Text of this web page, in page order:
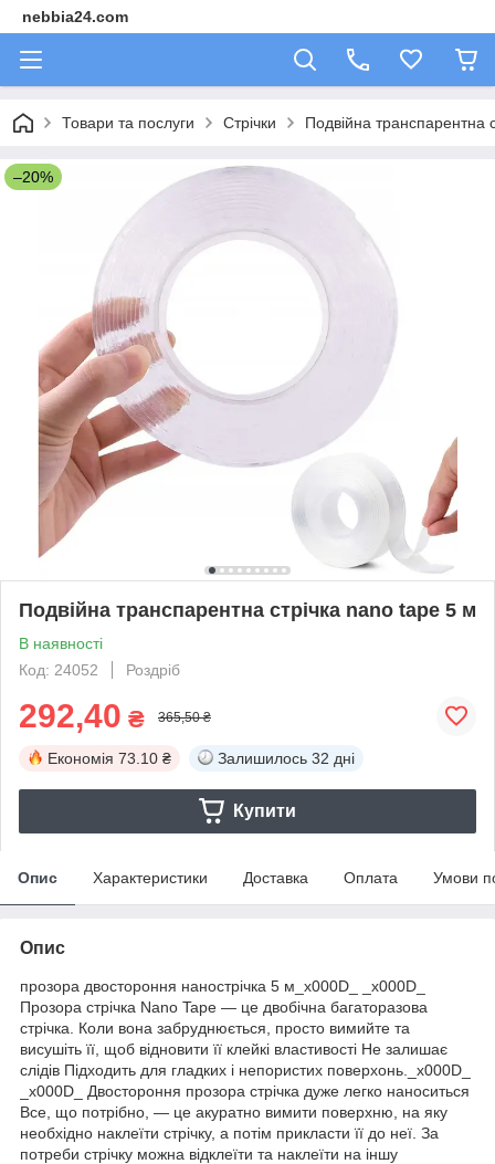
nebbia24.com
Товари та послуги Стрічки Подвійна транспарентна
–20%
Подвійна транспарентна стрічка nano tape 5 м
В наявності
Код: 24052
Роздріб
292,40 ₴ 365,50 ₴
Економія 73.10 ₴ Залишилось 32 дні
Купити
Опис Характеристики Доставка Оплата Умови
Опис
прозора двостороння нанострічка 5 м_x000D_ _x000D_
Прозора стрічка Nano Tape — це двобічна багаторазова
стрічка. Коли вона забруднюється, просто вимийте та
висушіть її, щоб відновити її клейкі властивості Не залишає
слідів Підходить для гладких і непористих поверхонь._x000D_
_x000D_ Двостороння прозора стрічка дуже легко наноситься
Все, що потрібно, — це акуратно вимити поверхню, на яку
необхідно наклеїти стрічку, а потім прикласти її до неї. За
потреби стрічку можна відклеїти та наклеїти на іншу